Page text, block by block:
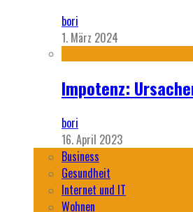
bori
1. März 2024
Impotenz:
bori
16. April 2023
Business
Gesundheit
Internet und IT
Wohnen